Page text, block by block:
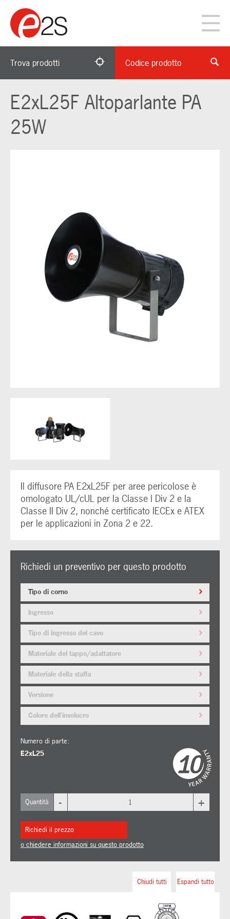
Trova prodotti Codice prodotto
E2xL25F Altoparlante PA
25W
Il diffusore PA E2xL25F per aree pericolose è
omologato UL/cUL per la Classe I Div 2 e la
Classe II Div 2, nonché certificato IECEx e ATEX
per le applicazioni in Zona 2 e 22.
Richiedi un preventivo per questo prodotto
Tipo di corno
Ingresso
Tipo di ingresso del cavo
Materiale del tappo/adattatore
Materiale della staffa
Versione
Colore dell'involucro
Numero di parte:
E2xL25
Quantità - +
Richiedi il prezzo
o chiedere informazioni su questo prodotto
Espandi tutto
Chiudi tutti